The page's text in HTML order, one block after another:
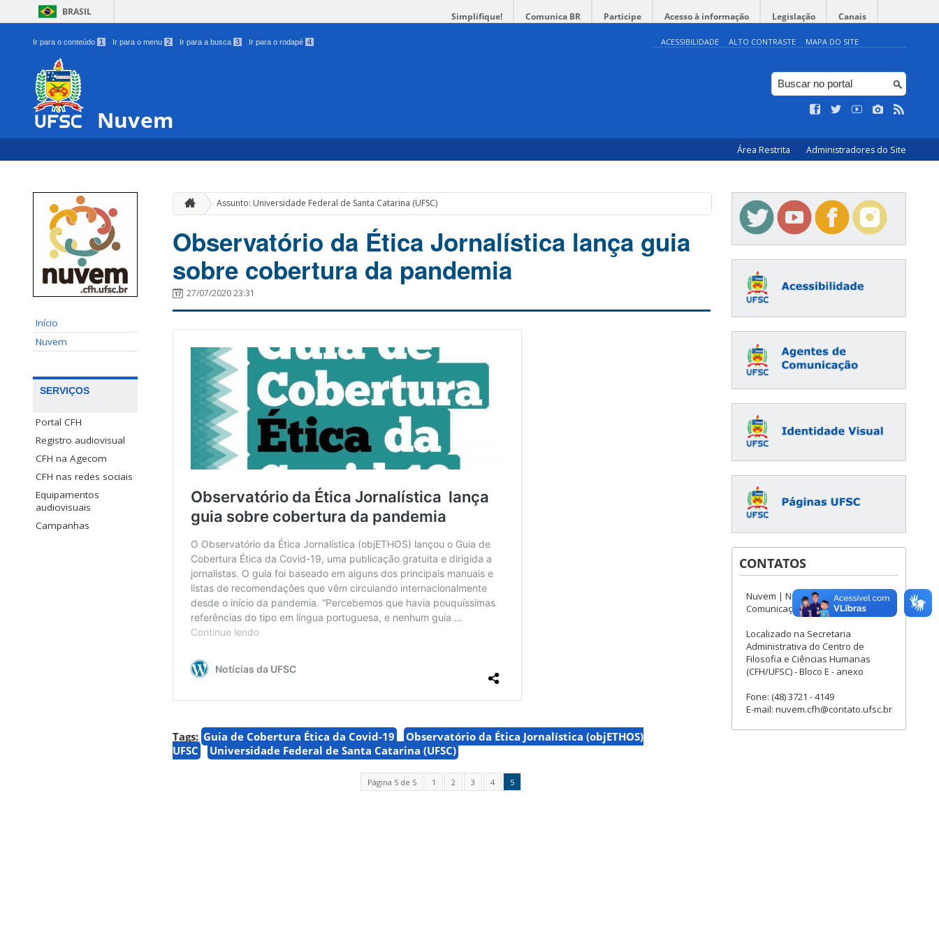
BRASIL Simplifique! Comunica BR Participe Acesso à informação Legislação Canais
Ir para o conteúdo 1 Ir para o menu 2 Ir para a busca 3 Ir para o rodapé 4 ACESSIBILIDADE ALTO CONTRASTE MAPA DO SITE
Nuvem
Área Restrita Administradores do Site
Início
Nuvem
SERVIÇOS
Portal CFH
Registro audiovisual
CFH na Agecom
CFH nas redes sociais
Equipamentos
audiovisuais
Campanhas
Assunto: Universidade Federal de Santa Catarina (UFSC)
Observatório da Ética Jornalística lança guia
sobre cobertura da pandemia
27/07/2020 23:31
Tags: Guia de Cobertura Ética da Covid-19
Observatório da Ética Jornalística (objETHOS)
UFSC
Universidade Federal de Santa Catarina (UFSC)
Página 5 de 5 1 2 3 4 5
CONTATOS
Nuvem | Núcleo de Audiovisual e
Comunicação
Localizado na Secretaria
Administrativa do Centro de
Filosofia e Ciências Humanas
(CFH/UFSC) - Bloco E - anexo
Fone: (48) 3721 - 4149
E-mail: nuvem.cfh@contato.ufsc.br